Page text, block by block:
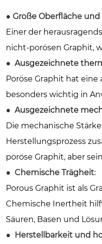
● Große Oberfläche
Einer der
nicht-porösen Graphit,
● Ausgezeichnete
Poröse Graphit hat
besonders wichtig in
● Ausgezeichnete
Die mechanische
Herstellungsprozess
poröse Graphit, aber
● Chemische Trägheit:
Porous Graphit ist als
Chemische Inertheit
Säuren, Basen und
● Herstellbarkeit und